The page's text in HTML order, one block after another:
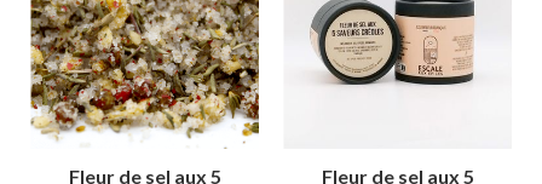
Fleur de sel aux 5 Fleur de sel aux 5